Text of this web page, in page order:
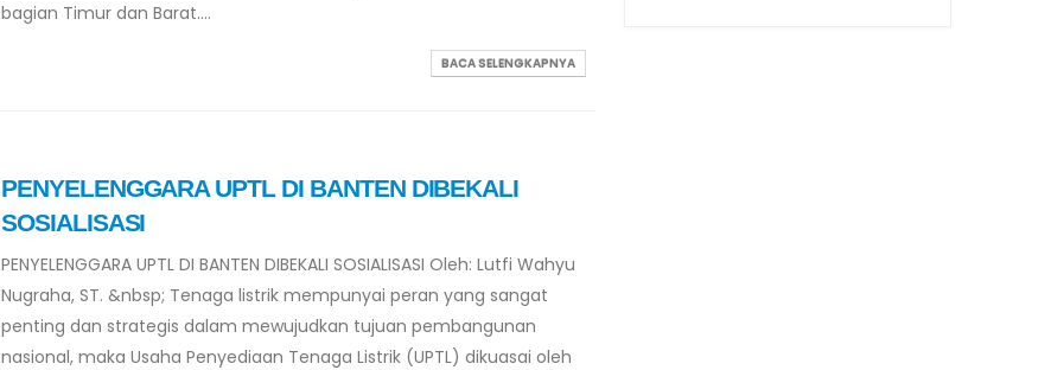
bagian Timur dan Barat....
BACA SELENGKAPNYA
PENYELENGGARA UPTL DI BANTEN DIBEKALI
SOSIALISASI
PENYELENGGARA UPTL DI BANTEN DIBEKALI SOSIALISASI Oleh: Lutfi Wahyu
Nugraha, ST. &nbsp; Tenaga listrik mempunyai peran yang sangat
penting dan strategis dalam mewujudkan tujuan pembangunan
nasional, maka Usaha Penyediaan Tenaga Listrik (UPTL) dikuasai oleh